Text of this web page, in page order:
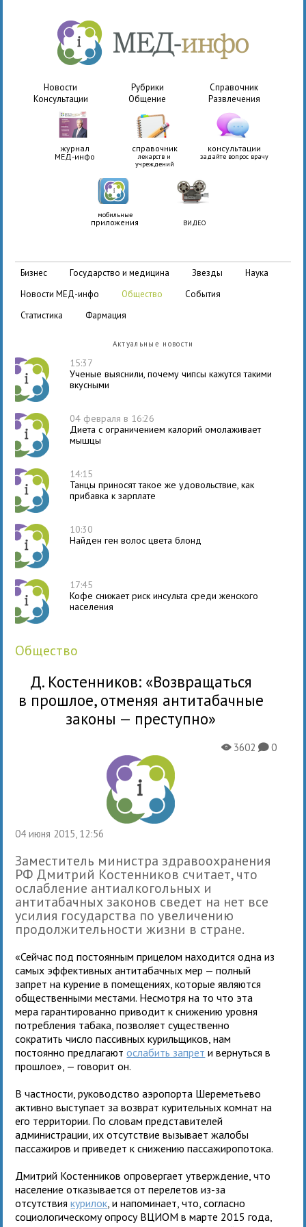
Новости Рубрики
Справочник
Консультации
Общение Развлечения
журнал
МЕД-инфо
справочник
лекарств и
учреждений
консультации
задайте вопрос врачу
мобильные
приложения ВИДЕО
бизнес государство и медицина звезды
наука
новости МЕД-инфо
общество
события
статистика
фармация
Актуальные новости
15:37
Ученые выяснили, почему чипсы кажутся такими
вкусными
04 февраля в 16:26
Диета с ограничением калорий омолаживает
мышцы
14:15
Танцы приносят такое же удовольствие, как
прибавка к зарплате
10:30
Найден ген волос цвета блонд
17:45
Кофе снижает риск инсульта среди женского
населения
общество
Д. Костенников: «Возвращаться
в прошлое, отменяя антитабачные
законы — преступно»
04 июня 2015, 12:56
X3602K0
Заместитель министра здравоохранения
РФ Дмитрий Костенников считает, что
ослабление антиалкогольных и
антитабачных законов сведет на нет все
усилия государства по увеличению
продолжительности жизни в стране.
«Сейчас под постоянным прицелом находится одна из
самых эффективных антитабачных мер — полный
запрет на курение в помещениях, которые являются
общественными местами. Несмотря на то что эта
мера гарантированно приводит к снижению уровня
потребления табака, позволяет существенно
сократить число пассивных курильщиков, нам
постоянно предлагаютослабить запрет и вернуться в
прошлое», — говорит он.
В частности, руководство аэропорта Шереметьево
активно выступает за возврат курительных комнат на
его территории. По словам представителей
администрации, их отсутствие вызывает жалобы
пассажиров и приведет к снижению пассажиропотока.
Дмитрий Костенников опровергает утверждение, что
население отказывается от перелетов из-за
отсутствиякурилок , и напоминает, что, согласно
социологическому опросу ВЦИОМ в марте 2015 года,